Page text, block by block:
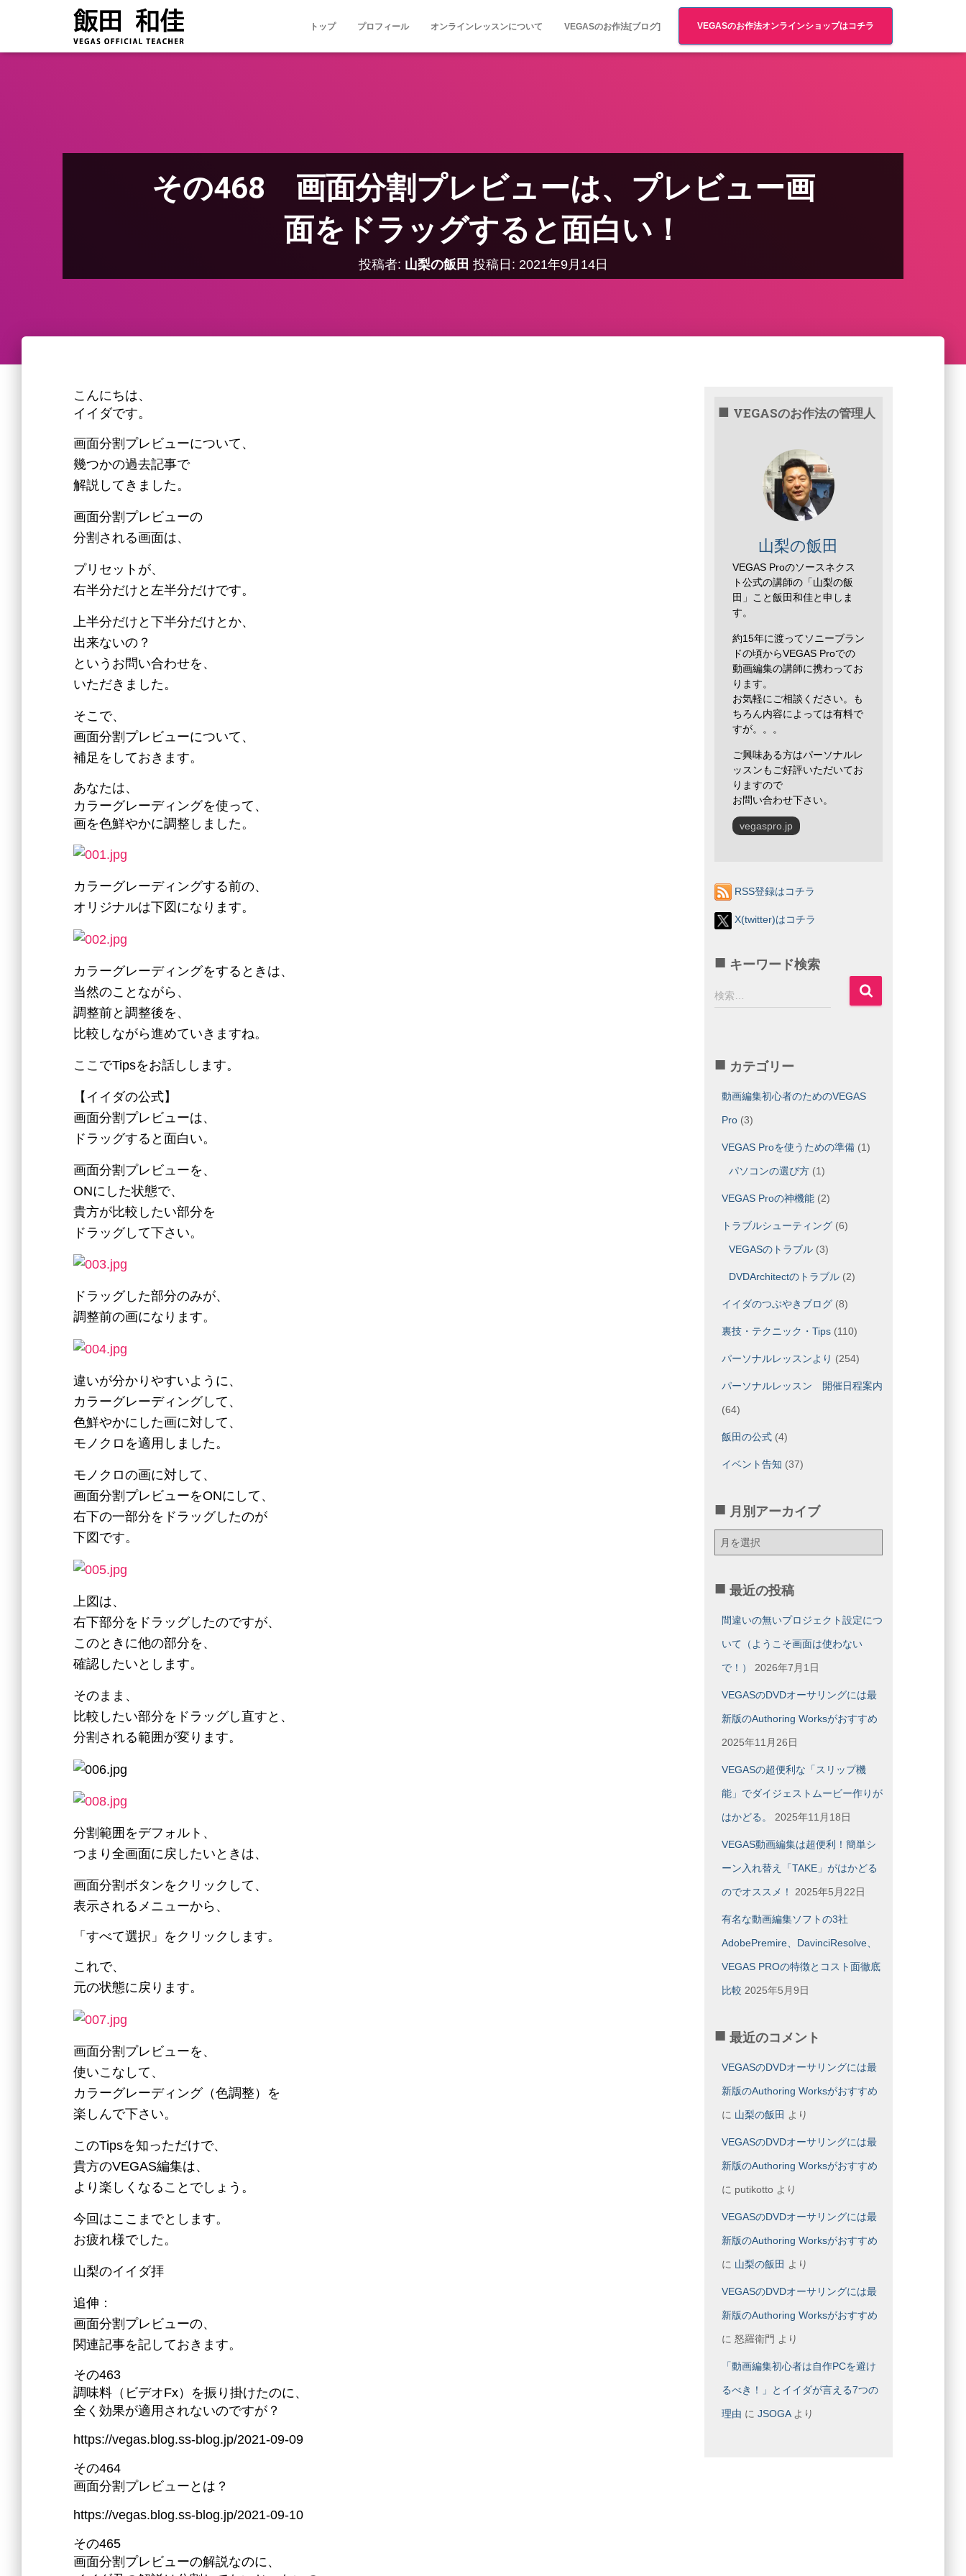
トップ プロフィール オンラインレッスンについて VEGASのお作法[ブログ] VEGASのお作法オンラインショップはコチラ
その468 画面分割プレビューは、プレビュー画
面をドラッグすると面白い！
投稿者: 山梨の飯田 投稿日: 2021年9月14日
こんにちは、
イイダです。
画面分割プレビューについて、
幾つかの過去記事で
解説してきました。
画面分割プレビューの
分割される画面は、
プリセットが、
右半分だけと左半分だけです。
上半分だけと下半分だけとか、
出来ないの？
というお問い合わせを、
いただきました。
そこで、
画面分割プレビューについて、
補足をしておきます。
あなたは、
カラーグレーディングを使って、
画を色鮮やかに調整しました。
カラーグレーディングする前の、
オリジナルは下図になります。
カラーグレーディングをするときは、
当然のことながら、
調整前と調整後を、
比較しながら進めていきますね。
ここでTipsをお話しします。
【イイダの公式】
画面分割プレビューは、
ドラッグすると面白い。
画面分割プレビューを、
ONにした状態で、
貴方が比較したい部分を
ドラッグして下さい。
ドラッグした部分のみが、
調整前の画になります。
違いが分かりやすいように、
カラーグレーディングして、
色鮮やかにした画に対して、
モノクロを適用しました。
モノクロの画に対して、
画面分割プレビューをONにして、
右下の一部分をドラッグしたのが
下図です。
上図は、
右下部分をドラッグしたのですが、
このときに他の部分を、
確認したいとします。
そのまま、
比較したい部分をドラッグし直すと、
分割される範囲が変ります。
分割範囲をデフォルト、
つまり全画面に戻したいときは、
画面分割ボタンをクリックして、
表示されるメニューから、
「すべて選択」をクリックします。
これで、
元の状態に戻ります。
画面分割プレビューを、
使いこなして、
カラーグレーディング（色調整）を
楽しんで下さい。
このTipsを知っただけで、
貴方のVEGAS編集は、
より楽しくなることでしょう。
今回はここまでとします。
お疲れ様でした。
山梨のイイダ拝
追伸：
画面分割プレビューの、
関連記事を記しておきます。
その463
調味料（ビデオFx）を振り掛けたのに、
全く効果が適用されないのですが？
https://vegas.blog.ss-blog.jp/2021-09-09
その464
画面分割プレビューとは？
https://vegas.blog.ss-blog.jp/2021-09-10
その465
画面分割プレビューの解説なのに、
VEGASのお作法の管理人
山梨の飯田
VEGAS Proのソースネクス
ト公式の講師の「山梨の飯
田」こと飯田和佳と申しま
す。
約15年に渡ってソニーブラン
ドの頃からVEGAS Proでの
動画編集の講師に携わってお
ります。
お気軽にご相談ください。も
ちろん内容によっては有料で
すが。。。
ご興味ある方はパーソナルレ
ッスンもご好評いただいてお
りますので
お問い合わせ下さい。
vegaspro.jp
RSS登録はコチラ
X(twitter)はコチラ
キーワード検索
検
索
検索…
カテゴリー
動画編集初心者のためのVEGAS
Pro(3)
VEGAS Proを使うための準備(1)
パソコンの選び方(1)
VEGAS Proの神機能(2)
トラブルシューティング(6)
VEGASのトラブル(3)
DVDArchitectのトラブル(2)
イイダのつぶやきブログ(8)
裏技・テクニック・Tips(110)
パーソナルレッスンより (254)
パーソナルレッスン 開催日程案内
(64)
飯田の公式(4)
イベント告知 (37)
月別アーカイブ
月
別
カ
ブ
最近の投稿
間違いの無いプロジェクト設定につ
いて（ようこそ画面は使わない
で！） 2026年7月1日
VEGASのDVDオーサリングには最
新版のAuthoring Worksがおすすめ
2025年11月26日
VEGASの超便利な「スリップ機
能」でダイジェストムービー作りが
はかどる。 2025年11月18日
VEGAS動画編集は超便利！簡単シ
ーン入れ替え「TAKE」がはかどる
のでオススメ！ 2025年5月22日
有名な動画編集ソフトの3社
AdobePremire、DavinciResolve、
VEGAS PROの特徴とコスト面徹底
比較 2025年5月9日
最近のコメント
VEGASのDVDオーサリングには最
新版のAuthoring Worksがおすすめ
に 山梨の飯田 より
VEGASのDVDオーサリングには最
新版のAuthoring Worksがおすすめ
に putikottoより
VEGASのDVDオーサリングには最
新版のAuthoring Worksがおすすめ
に 山梨の飯田 より
VEGASのDVDオーサリングには最
新版のAuthoring Worksがおすすめ
に 怒羅衛門 より
「動画編集初心者は自作PCを避け
るべき！」とイイダが言える7つの
理由 に JSOGAより